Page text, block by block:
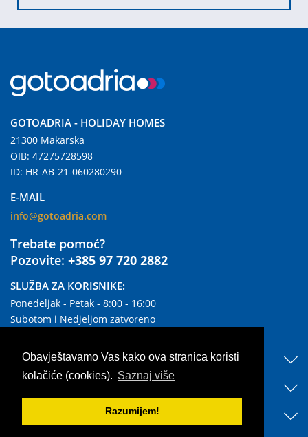
Obavještavamo Vas kako ova stranica koristi
kolačiće (cookies). Saznaj više
Razumijem!
GOTOADRIA - HOLIDAY HOMES
21300 Makarska
OIB: 47275728598
ID: HR-AB-21-060280290
E-MAIL
info@gotoadria.com
Trebate pomoć?
Pozovite: +385 97 720 2882
SLUŽBA ZA KORISNIKE:
Ponedeljak - Petak - 8:00 - 16:00
Subotom i Nedjeljom zatvoreno
KORISNI LINKOVI